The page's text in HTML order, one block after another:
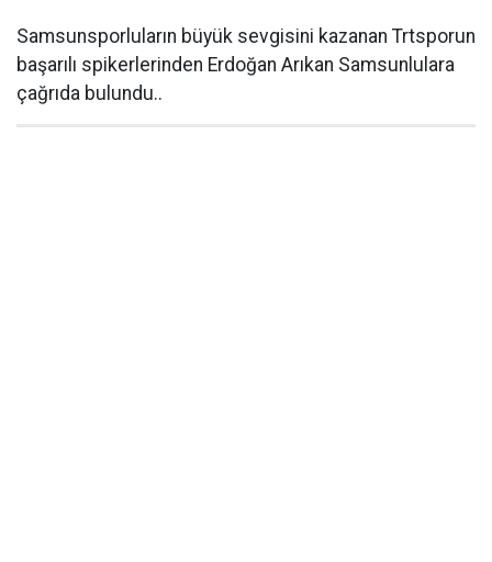
Samsunsporluların büyük sevgisini kazanan Trtsporun
başarılı spikerlerinden Erdoğan Arıkan Samsunlulara
çağrıda bulundu..